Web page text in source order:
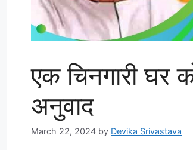
एक चिनगारी घर
अनुवाद
March 22, 2024 by Devika Srivastava